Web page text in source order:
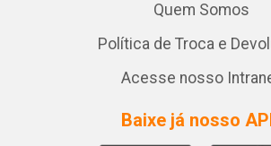
Quem Somos
Política de Troca e
Acesse nosso
Baixe já nosso